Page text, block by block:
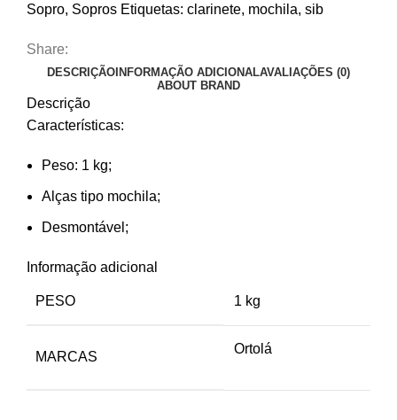
Sopro, Sopros Etiquetas: clarinete, mochila, sib
Share:
DESCRIÇÃOINFORMAÇÃO ADICIONALAVALIAÇÕES (0)
ABOUT BRAND
Descrição
Características:
Peso: 1 kg;
Alças tipo mochila;
Desmontável;
Informação adicional
PESO 1 kg
MARCAS
Ortolá